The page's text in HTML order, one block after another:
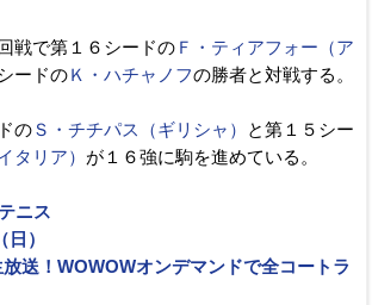
戦で第１６シードの Ｆ・ティアフォー（ア
ードのＫ・ハチャノフの勝者と対戦する。
のＳ・チチパス（ギリシャ）
と第１５シー
タリア） が１６強に駒を進めている。
ニス
）
送！WOWOWオンデマンドで全コートラ